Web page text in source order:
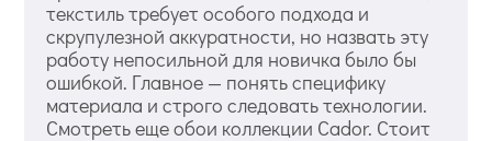
текстиль требует особого подхода и
скрупулезной аккуратности, но назвать эту
работу непосильной для новичка было бы
ошибкой. Главное — понять специфику
материала и строго следовать технологии.
Смотреть еще обои коллекции Cador. Стоит